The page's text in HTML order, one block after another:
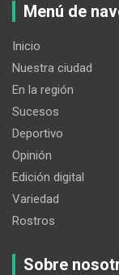
Menú de
Inicio
Nuestra ciudad
En la región
Sucesos
Deportivo
Opinión
Edición digital
Variedad
Rostros
Sobre